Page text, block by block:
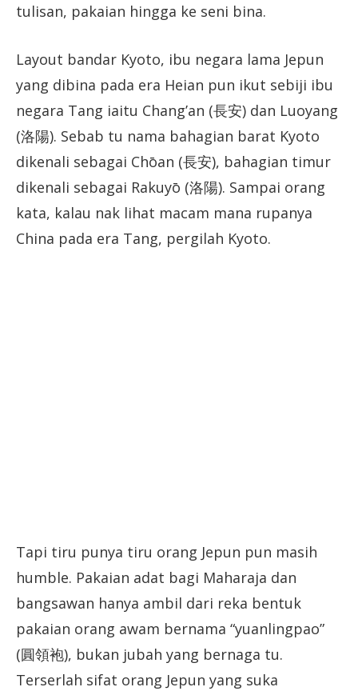
tulisan, pakaian hingga ke seni bina.
Layout bandar Kyoto, ibu negara lama Jepun
yang dibina pada era Heian pun ikut sebiji ibu
negara Tang iaitu Chang’an (長安) dan Luoyang
(洛陽). Sebab tu nama bahagian barat Kyoto
dikenali sebagai Chōan (長安), bahagian timur
dikenali sebagai Rakuyō (洛陽). Sampai orang
kata, kalau nak lihat macam mana rupanya
China pada era Tang, pergilah Kyoto.
Tapi tiru punya tiru orang Jepun pun masih
humble. Pakaian adat bagi Maharaja dan
bangsawan hanya ambil dari reka bentuk
pakaian orang awam bernama “yuanlingpao”
(圓領袍), bukan jubah yang bernaga tu.
Terserlah sifat orang Jepun yang suka